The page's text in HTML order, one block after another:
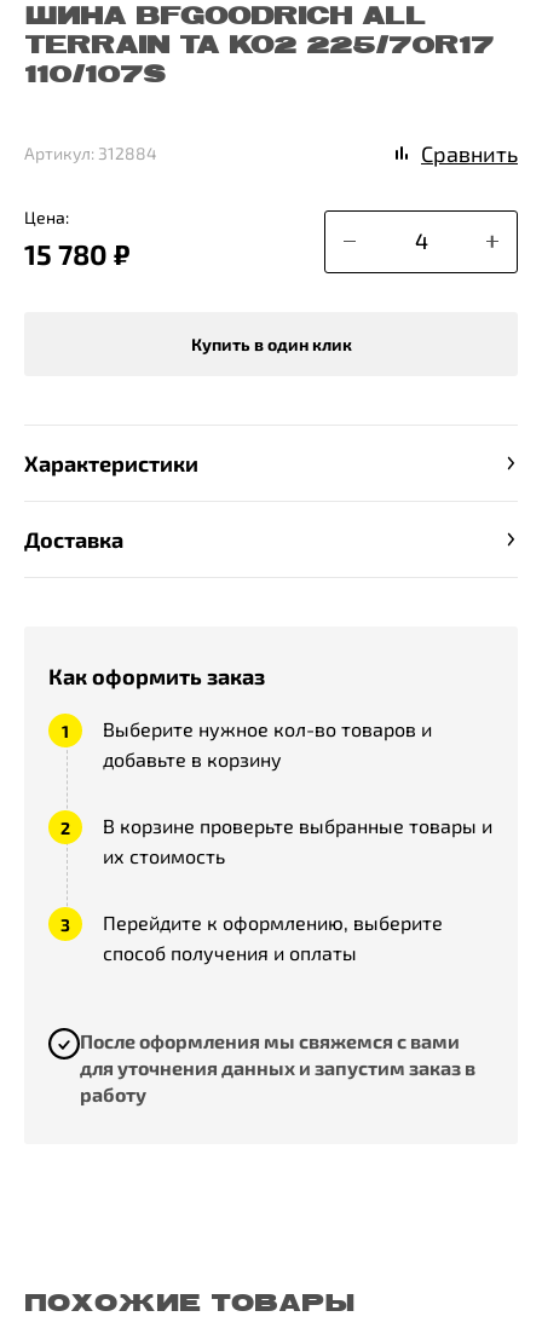
ШИНА BFGOODRICH ALL
TERRAIN TA KO2 225/70R17
110/107S
Цена:
15 780 ₽
Купить в один клик
Артикул: 312884 Сравнить
Как оформить заказ
Выберите нужное кол-во товаров и
добавьте в корзину
В корзине проверьте выбранные товары и
их стоимость
Перейдите к оформлению, выберите
способ получения и оплаты
После оформления мы свяжемся с вами
для уточнения данных и запустим заказ в
работу
Характеристики
Доставка
ПОХОЖИЕ ТОВАРЫ